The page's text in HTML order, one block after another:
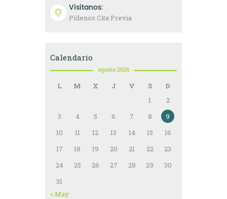
Visítanos:
Pídenos Cita Previa
Calendario
agosto 2026
L M X J V S
D
1
2
3
4 5 6 7 8
9
10
11 12 13 14 15
16
17
18 19 20 21 22
23
24
25 26 27 28 29
30
31
« May